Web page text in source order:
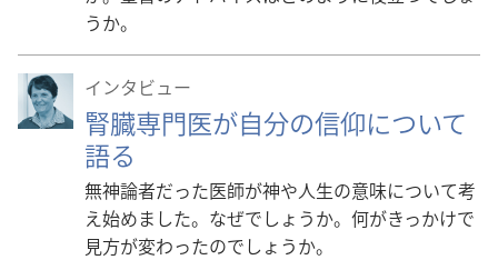
うか。
インタビュー
腎臓専門医が自分の信仰について
語る
無神論者だった医師が神や人生の意味について考
え始めました。なぜでしょうか。何がきっかけで
見方が変わったのでしょうか。